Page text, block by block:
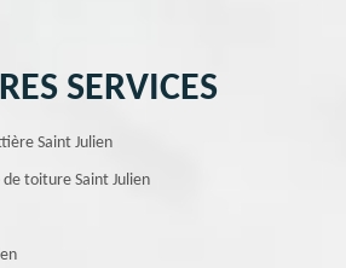
SERVICES
Saint Julien
toiture Saint Julien